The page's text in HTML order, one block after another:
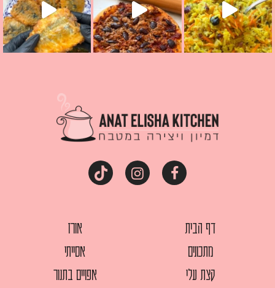
דף הבית
מתכונים
קצת עלי
אורז
אסייתי
אפויים בתנור